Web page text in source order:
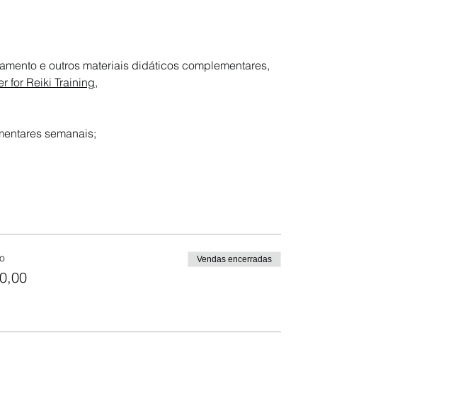
e outros materiais didáticos complementares,
for Reiki Training,
semanais;
Vendas encerradas